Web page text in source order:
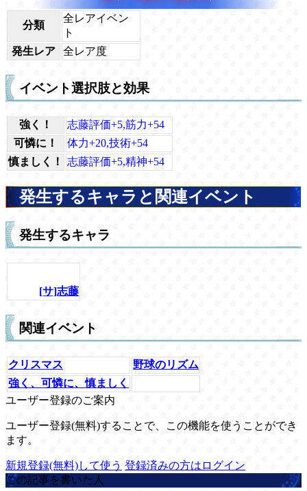
分類
全レアイベン
ト
発生レア
全レア度
イベント選択肢と効果
強く！
志藤評価+5,筋力+54
可憐に！
体力+20,技術+54
慎ましく！
志藤評価+5,精神+54
発生するキャラと関連イベント
発生するキャラ
[サ]志藤
関連イベント
クリスマス
野球のリズム
強く、可憐に、慎ましく
ユーザー登録のご案内
ユーザー登録(無料)することで、この機能を使うことができ
ます。
新規登録(無料)して使う 登録済みの方はログイン
この記事を書いた人